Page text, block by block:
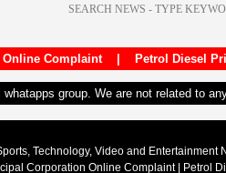
Complaint| Petrol Diesel
group. We are not related to
Technology, Video and Entertainment
Corporation Online Complaint| Petrol